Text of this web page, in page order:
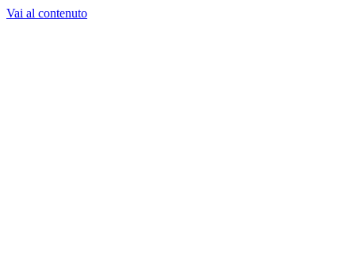
Vai al contenuto